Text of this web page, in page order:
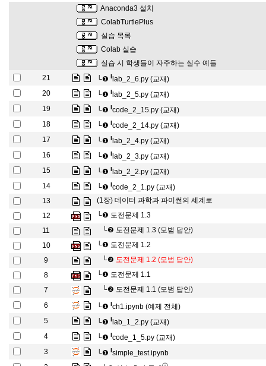
Anaconda3 설치
ColabTurtlePlus
실습 목록
Colab 실습
실습 시 학생들이 자주하는 실수 예들
21
└❶ l lab_2_6.py (교재)
20
└❶ l lab_2_5.py (교재)
19
└❶ lcode_2_15.py (교재)
18
└❶ lcode_2_14.py (교재)
17
└❶ l lab_2_4.py (교재)
16
└❶ l lab_2_3.py (교재)
15
└❶ l lab_2_2.py (교재)
14
└❶ lcode_2_1.py (교재)
13
(1장) 데이터 과학과 파이썬의 세계로
12
└❶ 도전문제 1.3
11
└❷ 도전문제 1.3 (모범 답안)
10
└❶ 도전문제 1.2
9
└❷ 도전문제 1.2 (모범 답안)
8
└❶ 도전문제 1.1
7
└❷ 도전문제 1.1 (모범 답안)
6
└❶ lch1.ipynb (예제 전체)
5
└❶ l lab_1_2.py (교재)
4
└❶ lcode_1_5.py (교재)
3
└❶ lsimple_test.ipynb